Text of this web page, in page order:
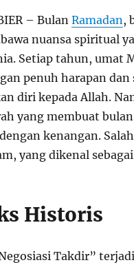
– Bulan Ramadan ,
nuansa spiritual
Setiap tahun, umat
penuh harapan
diri kepada Allah.
yang membuat
kenangan.
yang dikenal
Historis
Takdir”